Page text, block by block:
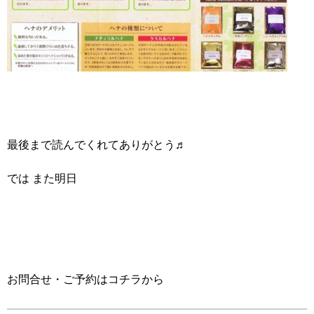
最後まで読んでくれてありがとう♬
では また明日
お問合せ・ご予約はコチラから